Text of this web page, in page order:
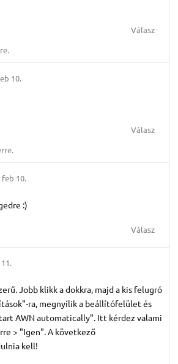
Válasz
10.
Válasz
feb 10.
:)
Válasz
Jobb klikk a dokkra, majd a kis felugró
ra, megnyílik a beállítófelület és
AWN automatically". Itt kérdez valami
> "Igen". A következő
kell!